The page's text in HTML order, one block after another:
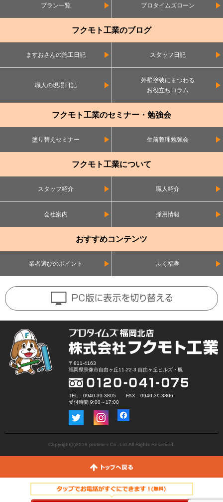
プラン一覧 プロタイムズローン
フクモト工業のブログ
ますおさんの施工日記 スタッフ日記
職人の現場日記
外壁塗装にまつわる
お役立ちコラム
フクモト工業のセミナー・勉強会
塗り替えセミナー 生前整理勉強会
フクモト工業について
スタッフ紹介 職人紹介
会社案内 採用情報
おすすめコンテンツ
業者選びのポイント ふく福券
〒811-4163
福岡県宗像市自由ヶ丘11-22-3 自由ヶ丘ヒルズ・楓
TEL：0940-39-3805 FAX：0940-39-3806
受付時間 9:00～17:00
Copyright(c)2019 protimes Co.,Ltd.All Rights Reserved.